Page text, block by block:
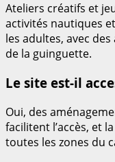
Ateliers créatifs et
activités nautiques
les adultes, avec
de la guinguette.
Le site est-il
Oui, des
facilitent l’accès, et
toutes les zones du